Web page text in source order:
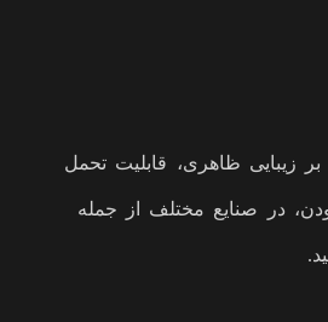
زیبایی ظاهری، قابلیت تحمل
در صنایع مختلف از جمله